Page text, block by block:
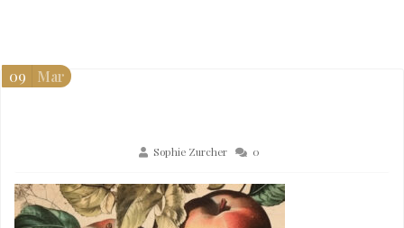
Sophie Zurcher 0
09 Mar